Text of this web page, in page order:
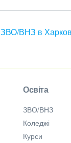
ЗВО/ВНЗ в
Освіта
ЗВО/ВНЗ
Коледжі
Курси